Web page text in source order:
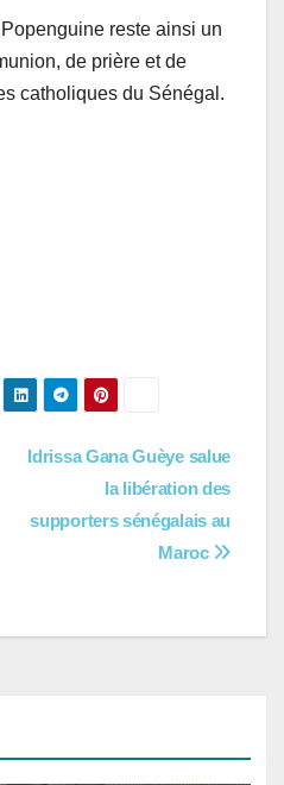
reste ainsi un
de prière et de
catholiques du Sénégal.
Idrissa Gana Guèye salue
la libération des
supporters sénégalais au
Maroc